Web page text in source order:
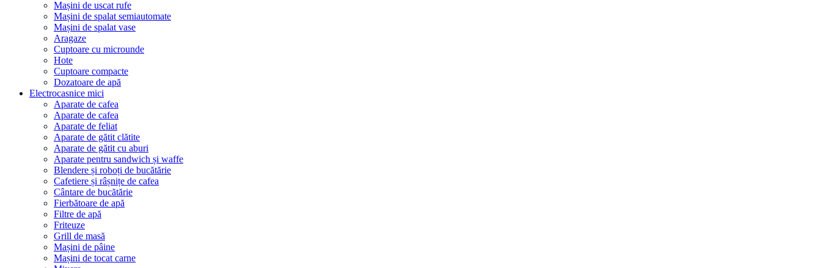
Mașini de uscat rufe
Mașini de spalat semiautomate
Mașini de spalat vase
Aragaze
Cuptoare cu microunde
Hote
Cuptoare compacte
Dozatoare de aрă
Electrocasnice mici
Aparate de cafea
Aparate de cafea
Aparate de feliat
Aparate de gătit clătite
Aparate de gătit cu aburi
Aparate pentru sandwich și waffe
Blendere și roboți de bucătărie
Cafetiere și râșnițe de cafea
Cântare de bucătărie
Fierbătoare de apă
Filtre de apă
Friteuze
Grill de masă
Mașini de pâine
Mașini de tocat carne